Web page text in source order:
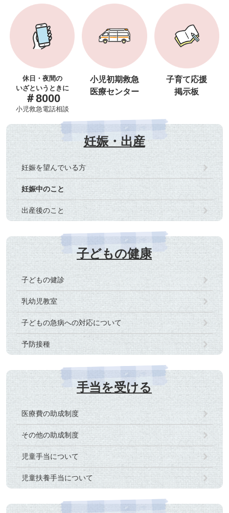
休日・夜間の
いざというときに
＃8000
小児救急電話相談
小児初期救急
医療センター
子育て応援
掲示板
妊娠・出産
妊娠を望んでいる方
妊娠中のこと
出産後のこと
子どもの健康
子どもの健診
乳幼児教室
子どもの急病への対応について
予防接種
手当を受ける
医療費の助成制度
その他の助成制度
児童手当について
児童扶養手当について